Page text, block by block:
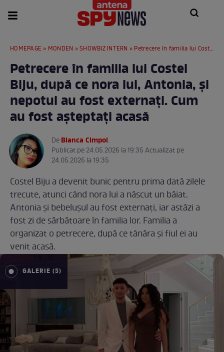
HOMEPAGE » MONDEN »SHOWBIZ INTERN » Petrecere în familia lui Costel Biju, după ce nora lui, Antonia, și nepotul au fost externați. Cum au fost așteptați acasă
Petrecere în familia lui Costel
Biju, după ce nora lui, Antonia, și
nepotul au fost externați. Cum
au fost așteptați acasă
DeBianca Cimpoi.
Publicat pe 24.05.2026 la 19:35 Actualizat pe
24.05.2026 la 19:35
Costel Biju a devenit bunic pentru prima dată zilele
trecute, atunci când nora lui a născut un băiat.
Antonia și bebelușul au fost externați, iar astăzi a
fost zi de sărbătoare în familia lor. Familia a
organizat o petrecere, după ce tânăra și fiul ei au
venit acasă.
GALERIE (5)